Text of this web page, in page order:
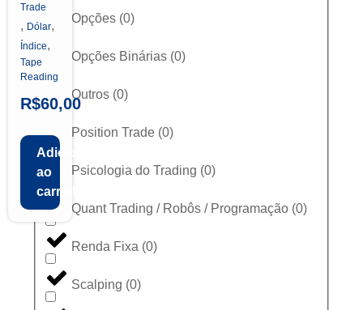
Opções (0)
Opções Binárias (0)
Outros (0)
Position Trade (0)
Psicologia do Trading (0)
Quant Trading / Robôs / Programação (0)
Renda Fixa (0)
Scalping (0)
Trade
, Dólar,
Índice,
Tape
Reading
R$60,00
Adicionar
ao
carrinho